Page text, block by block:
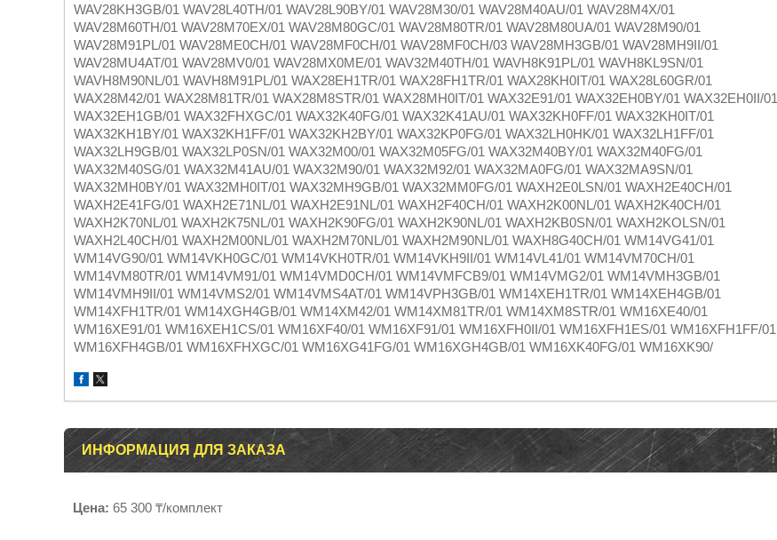
WAV28KH3GB/01 WAV28L40TH/01 WAV28L90BY/01 WAV28M30/01 WAV28M40AU/01 WAV28M4X/01
WAV28M60TH/01 WAV28M70EX/01 WAV28M80GC/01 WAV28M80TR/01 WAV28M80UA/01 WAV28M90/01
WAV28M91PL/01 WAV28ME0CH/01 WAV28MF0CH/01 WAV28MF0CH/03 WAV28MH3GB/01 WAV28MH9II/01
WAV28MU4AT/01 WAV28MV0/01 WAV28MX0ME/01 WAV32M40TH/01 WAVH8K91PL/01 WAVH8KL9SN/01
WAVH8M90NL/01 WAVH8M91PL/01 WAX28EH1TR/01 WAX28FH1TR/01 WAX28KH0IT/01 WAX28L60GR/01
WAX28M42/01 WAX28M81TR/01 WAX28M8STR/01 WAX28MH0IT/01 WAX32E91/01 WAX32EH0BY/01 WAX32EH0II/01
WAX32EH1GB/01 WAX32FHXGC/01 WAX32K40FG/01 WAX32K41AU/01 WAX32KH0FF/01 WAX32KH0IT/01
WAX32KH1BY/01 WAX32KH1FF/01 WAX32KH2BY/01 WAX32KP0FG/01 WAX32LH0HK/01 WAX32LH1FF/01
WAX32LH9GB/01 WAX32LP0SN/01 WAX32M00/01 WAX32M05FG/01 WAX32M40BY/01 WAX32M40FG/01
WAX32M40SG/01 WAX32M41AU/01 WAX32M90/01 WAX32M92/01 WAX32MA0FG/01 WAX32MA9SN/01
WAX32MH0BY/01 WAX32MH0IT/01 WAX32MH9GB/01 WAX32MM0FG/01 WAXH2E0LSN/01 WAXH2E40CH/01
WAXH2E41FG/01 WAXH2E71NL/01 WAXH2E91NL/01 WAXH2F40CH/01 WAXH2K00NL/01 WAXH2K40CH/01
WAXH2K70NL/01 WAXH2K75NL/01 WAXH2K90FG/01 WAXH2K90NL/01 WAXH2KB0SN/01 WAXH2KOLSN/01
WAXH2L40CH/01 WAXH2M00NL/01 WAXH2M70NL/01 WAXH2M90NL/01 WAXH8G40CH/01 WM14VG41/01
WM14VG90/01 WM14VKH0GC/01 WM14VKH0TR/01 WM14VKH9II/01 WM14VL41/01 WM14VM70CH/01
WM14VM80TR/01 WM14VM91/01 WM14VMD0CH/01 WM14VMFCB9/01 WM14VMG2/01 WM14VMH3GB/01
WM14VMH9II/01 WM14VMS2/01 WM14VMS4AT/01 WM14VPH3GB/01 WM14XEH1TR/01 WM14XEH4GB/01
WM14XFH1TR/01 WM14XGH4GB/01 WM14XM42/01 WM14XM81TR/01 WM14XM8STR/01 WM16XE40/01
WM16XE91/01 WM16XEH1CS/01 WM16XF40/01 WM16XF91/01 WM16XFH0II/01 WM16XFH1ES/01 WM16XFH1FF/01
WM16XFH4GB/01 WM16XFHXGC/01 WM16XG41FG/01 WM16XGH4GB/01 WM16XK40FG/01 WM16XK90/
ИНФОРМАЦИЯ ДЛЯ ЗАКАЗА
Цена: 65 300 ₸/комплект